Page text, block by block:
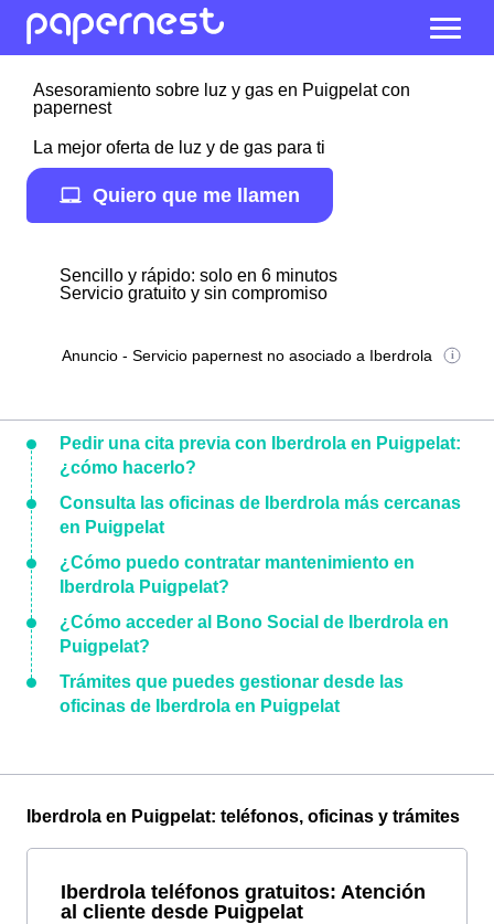
Asesoramiento sobre luz y gas en Puigpelat con
papernest
La mejor oferta de luz y de gas para ti
Quiero que me llamen
Sencillo y rápido: solo en 6 minutos
Servicio gratuito y sin compromiso
Anuncio - Servicio papernest no asociado a Iberdrola
Pedir una cita previa con Iberdrola en Puigpelat:
¿cómo hacerlo?
Consulta las oficinas de Iberdrola más cercanas
en Puigpelat
¿Cómo puedo contratar mantenimiento en
Iberdrola Puigpelat?
¿Cómo acceder al Bono Social de Iberdrola en
Puigpelat?
Trámites que puedes gestionar desde las
oficinas de Iberdrola en Puigpelat
Iberdrola en Puigpelat: teléfonos, oficinas y trámites
Iberdrola teléfonos gratuitos: Atención
al cliente desde Puigpelat